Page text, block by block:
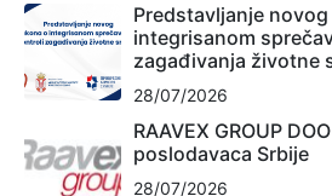
Predstavljanje
integrisanom
zagađivanja životne
28/07/2026
RAAVEX GROUP
poslodavaca Srbije
28/07/2026